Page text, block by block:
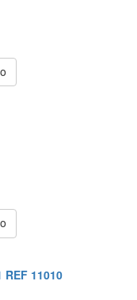
REF 11010